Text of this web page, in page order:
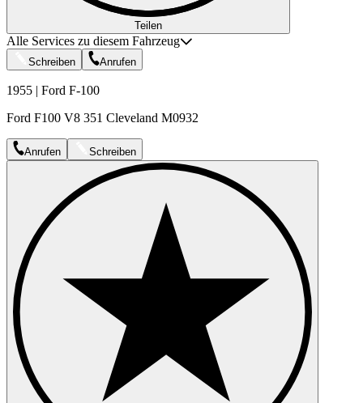
Teilen
Alle Services zu diesem Fahrzeug
Schreiben Anrufen
1955 | Ford F-100
Ford F100 V8 351 Cleveland M0932
Anrufen Schreiben